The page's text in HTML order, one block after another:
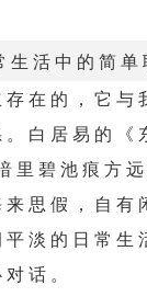
生 活 中 的 简 单
在 的 ， 它 与
白 居 易 的 《
里 碧 池 痕 方
思 假 ， 自 有
淡 的 日 常 生
话 。